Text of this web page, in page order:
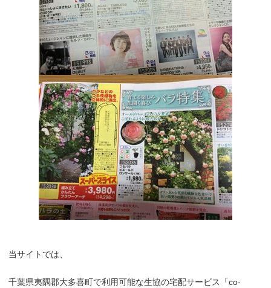
当サイトでは、
千葉県夷隅郡大多喜町で利用可能な生協の宅配サービス「co-